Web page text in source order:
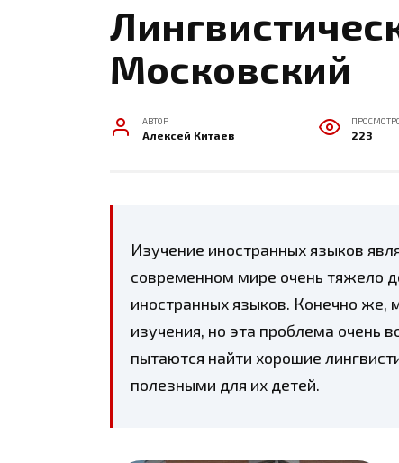
Московский
АВТОР
Алексей Китаев 223
Изучение иностранных языков
современном мире очень тяжело
иностранных языков. Конечно
изучения, но эта проблема очень
пытаются найти хорошие
полезными для их детей.